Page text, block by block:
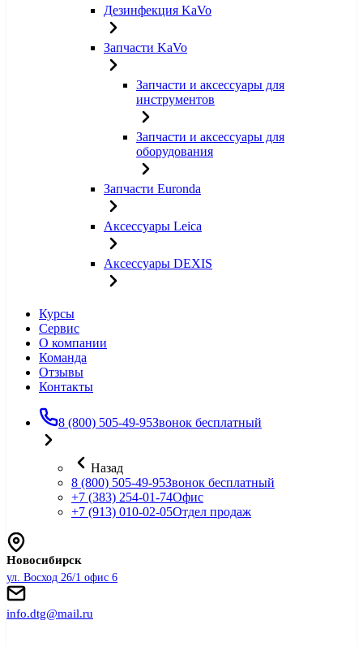
Дезинфекция KaVo
Запчасти KaVo
Запчасти и аксессуары для
инструментов
Запчасти и аксессуары для
оборудования
Запчасти Euronda
Аксессуары Leica
Аксессуары DEXIS
Курсы
Сервис
О компании
Команда
Отзывы
Контакты
8 (800) 505-49-95Звонок бесплатный
Назад
8 (800) 505-49-95Звонок бесплатный
+7 (383) 254-01-74Офис
+7 (913) 010-02-05Отдел продаж
Новосибирск
ул. Восход 26/1 офис 6
info.dtg@mail.ru